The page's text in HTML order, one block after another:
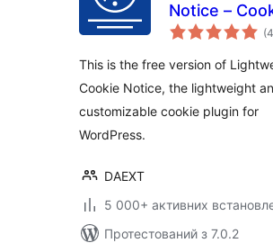
Notice –
Banner for
(4
This is the free version of
Cookie Notice, the lightweight
customizable cookie plugin for
WordPress.
DAEXT
5 000+ активних
Протестований з 7.0.2